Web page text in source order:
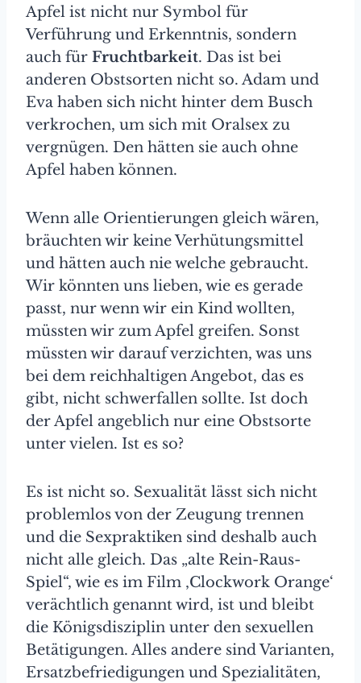
Apfel ist nicht nur Symbol für
Verführung und Erkenntnis, sondern
auch für Fruchtbarkeit. Das ist bei
anderen Obstsorten nicht so. Adam und
Eva haben sich nicht hinter dem Busch
verkrochen, um sich mit Oralsex zu
vergnügen. Den hätten sie auch ohne
Apfel haben können.
Wenn alle Orientierungen gleich wären,
bräuchten wir keine Verhütungsmittel
und hätten auch nie welche gebraucht.
Wir könnten uns lieben, wie es gerade
passt, nur wenn wir ein Kind wollten,
müssten wir zum Apfel greifen. Sonst
müssten wir darauf verzichten, was uns
bei dem reichhaltigen Angebot, das es
gibt, nicht schwerfallen sollte. Ist doch
der Apfel angeblich nur eine Obstsorte
unter vielen. Ist es so?
Es ist nicht so. Sexualität lässt sich nicht
problemlos von der Zeugung trennen
und die Sexpraktiken sind deshalb auch
nicht alle gleich. Das „alte Rein-Raus-
Spiel“, wie es im Film ‚Clockwork Orange‘
verächtlich genannt wird, ist und bleibt
die Königsdisziplin unter den sexuellen
Betätigungen. Alles andere sind Varianten,
Ersatzbefriedigungen und Spezialitäten,